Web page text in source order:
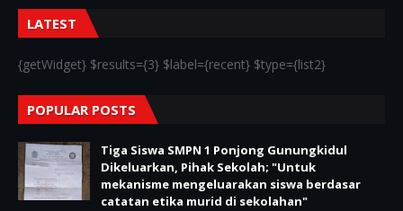
LATEST
{getWidget} $results={3} $label={recent} $type={list2}
POPULAR POSTS
Tiga Siswa SMPN 1 Ponjong Gunungkidul
Dikeluarkan, Pihak Sekolah; "Untuk
mekanisme mengeluarakan siswa berdasar
catatan etika murid di sekolahan"